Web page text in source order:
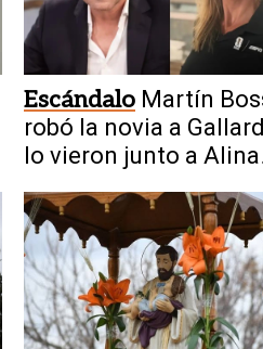
Escándalo Martín
robó la novia a
lo vieron junto a Alina